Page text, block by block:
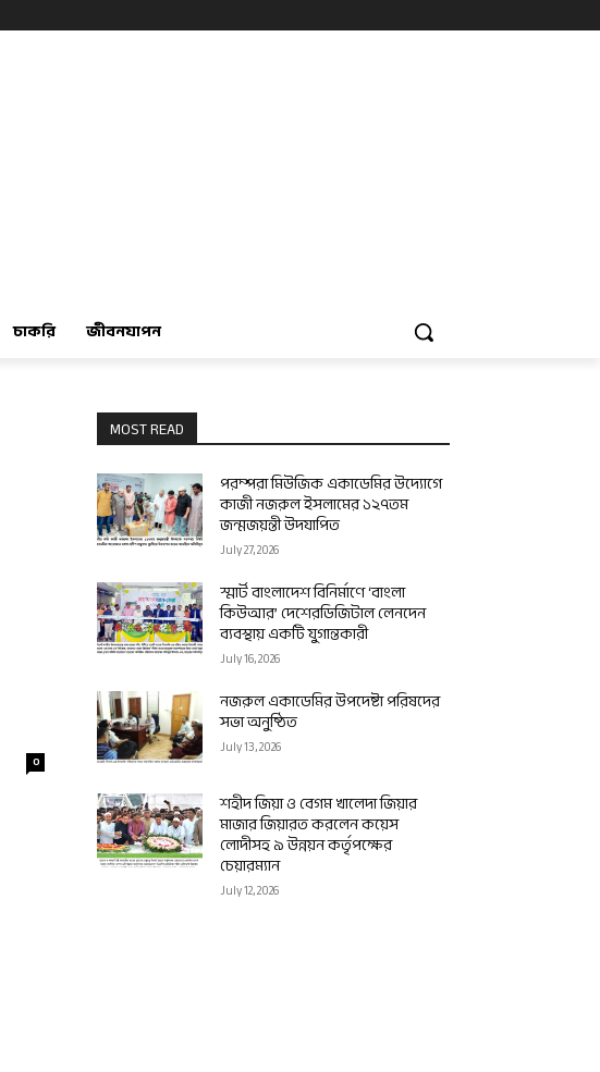
চাকরি জীবনযাপন
0
MOST READ
পরম্পরা মিউজিক একাডেমির উদ্যোগে
কাজী নজরুল ইসলামের ১২৭তম
জন্মজয়ন্তী উদযাপিত
July 27, 2026
স্মার্ট বাংলাদেশ বিনির্মাণে ‘বাংলা
কিউআর’ দেশেরডিজিটাল লেনদেন
ব্যবস্থায় একটি যুগান্তকারী
July 16, 2026
নজরুল একাডেমির উপদেষ্টা পরিষদের
সভা অনুষ্ঠিত
July 13, 2026
শহীদ জিয়া ও বেগম খালেদা জিয়ার
মাজার জিয়ারত করলেন কয়েস
লোদীসহ ৯ উন্নয়ন কর্তৃপক্ষের
চেয়ারম্যান
July 12, 2026